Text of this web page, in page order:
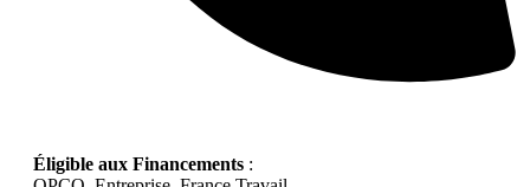
Éligible aux Financements :